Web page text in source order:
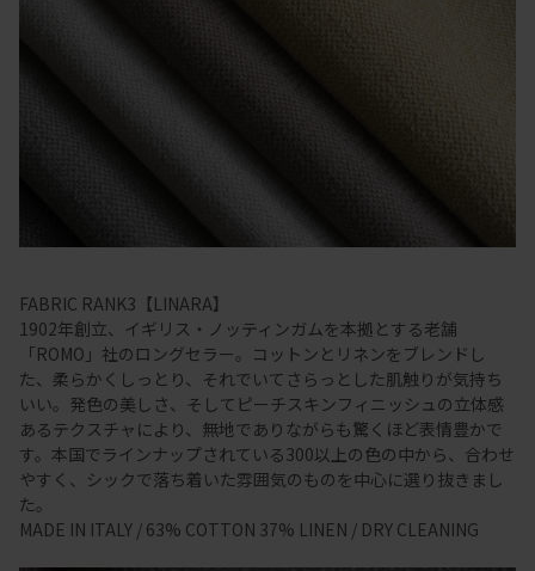
FABRIC RANK3【LINARA】
1902年創立、イギリス・ノッティンガムを本拠とする老舗
「ROMO」社のロングセラー。コットンとリネンをブレンドし
た、柔らかくしっとり、それでいてさらっとした肌触りが気持ち
いい。発色の美しさ、そしてピーチスキンフィニッシュの立体感
あるテクスチャにより、無地でありながらも驚くほど表情豊かで
す。本国でラインナップされている300以上の色の中から、合わせ
やすく、シックで落ち着いた雰囲気のものを中心に選り抜きまし
た。
MADE IN ITALY / 63% COTTON 37% LINEN / DRY CLEANING